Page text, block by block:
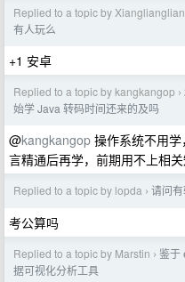
Replied to a topic by
有人玩么
+1 安卓
Replied to a topic by kangkangop ›
始学 Java 转码时间还来的及吗
@kangkangop 操作系统不用
言精通后再学，前期用不上相
Replied to a topic by lopda › 请问有
考公算吗
Replied to a topic by Marstin › 鉴于
据可视化分析工具